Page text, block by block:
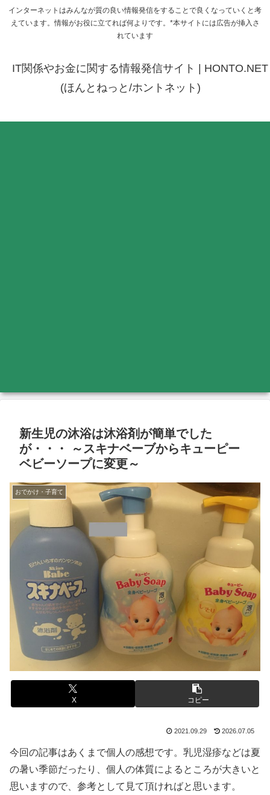
インターネットはみんなが質の良い情報発信をすることで良くなっていくと考
えています。情報がお役に立てれば何よりです。*本サイトには広告が挿入さ
れています
IT関係やお金に関する情報発信サイト | HONTO.NET
(ほんとねっと/ホントネット)
新生児の沐浴は沐浴剤が簡単でした
が・・・ ～スキナベーブからキューピー
ベビーソープに変更～
おでかけ・子育て
X コピー
2021.09.29 2026.07.05
今回の記事はあくまで個人の感想です。乳児湿疹などは夏
の暑い季節だったり、個人の体質によるところが大きいと
思いますので、参考として見て頂ければと思います。